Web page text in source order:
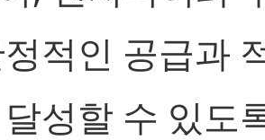
적인 공급과
성할 수 있도